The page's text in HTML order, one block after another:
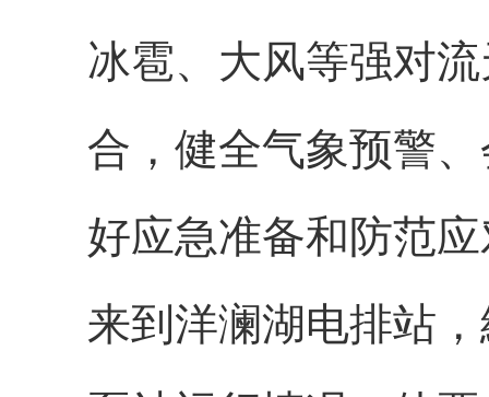
冰雹、大风等强对
合，健全气象预警
好应急准备和防范
来到洋澜湖电排站